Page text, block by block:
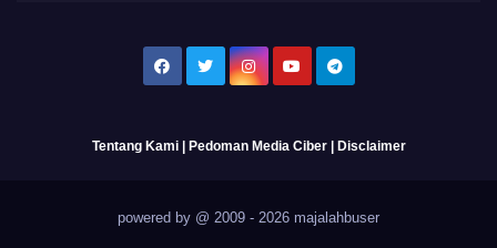
Tentang Kami| Pedoman Media Ciber| Disclaimer
powered by @ 2009 - 2026 majalahbuser